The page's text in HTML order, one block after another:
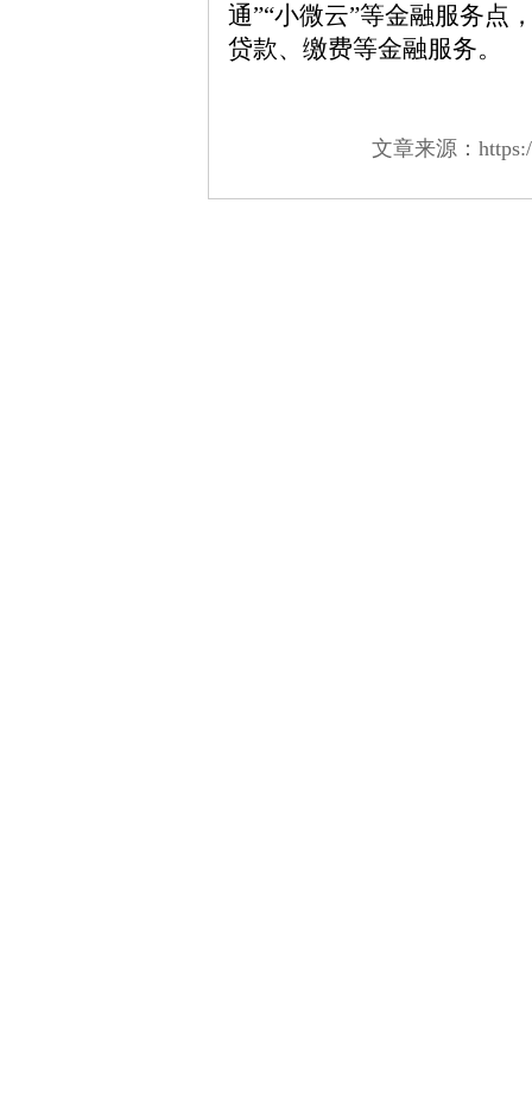
通”“小微云”等金融服务点
贷款、缴费等金融服务。
文章来源：